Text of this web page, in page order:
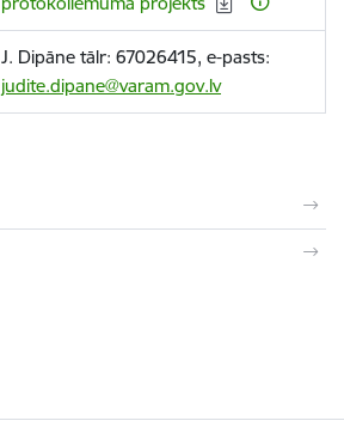
J. Dipāne tālr: 67026415, e-pasts:
judite.dipane@varam.gov.lv